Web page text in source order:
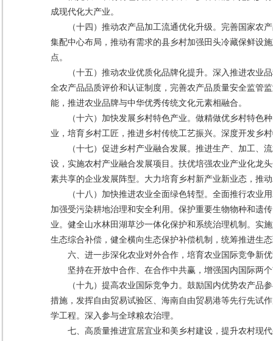
成现代化大产业。
（十四）推动农产品加工流通优化升级。完善国家
集配中心布局，推动有需求的县乡村加强田头冷藏保鲜设
点。
（十五）推动农业优质化品牌化提升。深入推进农
全农产品品质评价和认证制度，完善农产品质量安全监管
能，推进农业品牌与中华优秀传统文化元素相融合。
（十六）加快发展乡村特色产业。做精做优乡村特
业，培育乡村工匠，推进乡村传统工艺振兴。深度开发乡
（十七）促进乡村产业融合发展。推进生产、加工
设，实施农村产业融合发展项目。扶优培强农业产业化龙
素共享的企业发展阵型。大力培育乡村新产业新业态，推
（十八）加快推进农业全面绿色转型。全面推行农
加强受污染耕地治理和安全利用。保护重要生物物种和遗
业。健全山水林田湖草沙一体化保护和系统治理机制。实
生态综合补偿，健全横向生态保护补偿机制，统筹推进生
六、进一步深化农业对外合作，培育农业国际竞争新
坚持在开放中合作、在合作中共赢，增强国内国际两
（十九）提高农业国际竞争力。鼓励国内优势农产
措施，发挥自由贸易试验区、海南自由贸易港等先行先试
学工程。深入参与全球粮农治理。
七、高质量推进宜居宜业和美乡村建设，提升农村现